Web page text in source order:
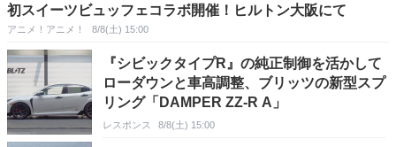
初スイーツビュッフェコラボ開催！ヒルトン大阪にて
アニメ！アニメ！ 8/8(土) 15:00
『シビックタイプR』の純正制御を活かして
ローダウンと車高調整、ブリッツの新型スプ
リング「DAMPER ZZ-R A」
レスポンス 8/8(土) 15:00